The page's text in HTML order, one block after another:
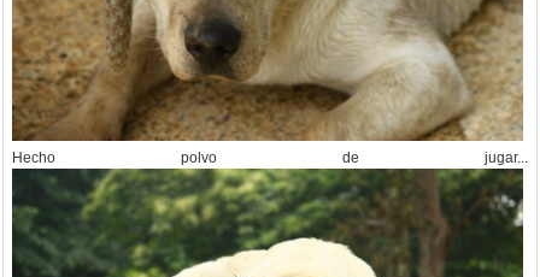
Hecho polvo de jugar...